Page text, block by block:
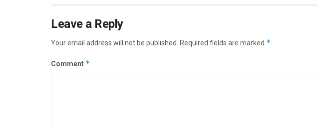
Leave a Reply
Your email address will not be published. Required fields are marked *
Comment *